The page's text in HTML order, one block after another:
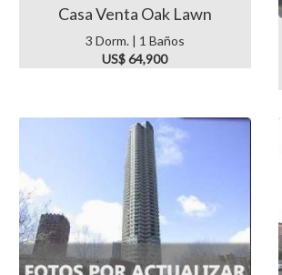
Casa Venta Oak Lawn
3 Dorm. | 1 Baños
US$ 64,900